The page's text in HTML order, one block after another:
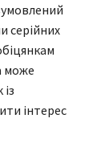
серійних
може
інтерес